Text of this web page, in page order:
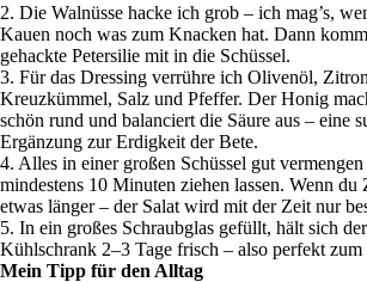
2. Die Walnüsse hacke ich grob – ich mag’s,
Kauen noch was zum Knacken hat. Dann
gehackte Petersilie mit in die Schüssel.
3. Für das Dressing verrühre ich Olivenöl,
Kreuzkümmel, Salz und Pfeffer. Der Honig
schön rund und balanciert die Säure aus – eine
Ergänzung zur Erdigkeit der Bete.
4. Alles in einer großen Schüssel gut vermengen
mindestens 10 Minuten ziehen lassen. Wenn du
etwas länger – der Salat wird mit der Zeit nur
5. In ein großes Schraubglas gefüllt, hält sich
Kühlschrank 2–3 Tage frisch – also perfekt zum
Mein Tipp für den Alltag